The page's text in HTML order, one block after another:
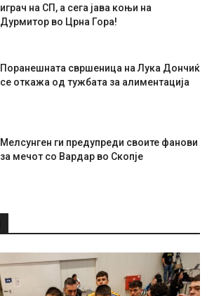
играч на СП, а сега јава коњи на
Дурмитор во Црна Гора!
Поранешната свршеница на Лука Дончиќ
се откажа од тужбата за алиментација
Мелсунген ги предупреди своите фанови
за мечот со Вардар во Скопје